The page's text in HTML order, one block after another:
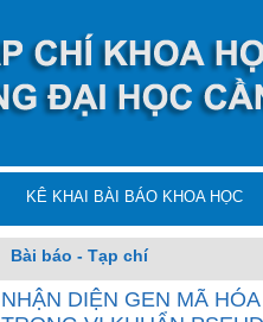
KÊ KHAI BÀI BÁO KHOA HỌC
Bài báo - Tạp chí
NHẬN DIỆN GEN MÃ